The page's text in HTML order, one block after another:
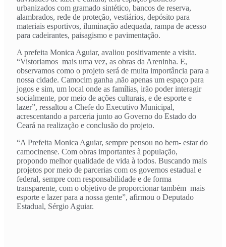
urbanizados com gramado sintético, bancos de reserva,
alambrados, rede de proteção, vestiários, depósito para
materiais esportivos, iluminação adequada, rampa de acesso
para cadeirantes, paisagismo e pavimentação.
A prefeita Monica Aguiar, avaliou positivamente a visita.
“Vistoriamos mais uma vez, as obras da Areninha. E,
observamos como o projeto será de muita importância para a
nossa cidade. Camocim ganha ,não apenas um espaço para
jogos e sim, um local onde as famílias, irão poder interagir
socialmente, por meio de ações culturais, e de esporte e
lazer”, ressaltou a Chefe do Executivo Municipal,
acrescentando a parceria junto ao Governo do Estado do
Ceará na realização e conclusão do projeto.
“A Prefeita Monica Aguiar, sempre pensou no bem- estar do
camocinense. Com obras importantes à população,
propondo melhor qualidade de vida à todos. Buscando mais
projetos por meio de parcerias com os governos estadual e
federal, sempre com responsabilidade e de forma
transparente, com o objetivo de proporcionar também mais
esporte e lazer para a nossa gente”, afirmou o Deputado
Estadual, Sérgio Aguiar.